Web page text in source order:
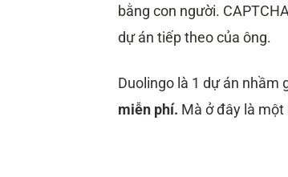
bằng con người.
dự án tiếp theo của ông.
Duolingo là 1 dự án nhầm
miễn phí. Mà ở đây là